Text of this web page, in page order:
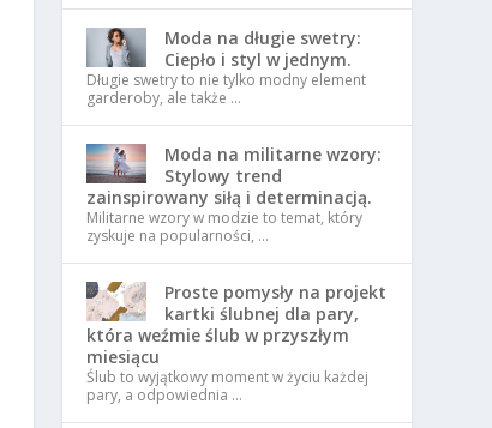
Moda na długie swetry:
Ciepło i styl w jednym.
Długie swetry to nie tylko modny element
garderoby, ale także …
Moda na militarne wzory:
Stylowy trend
zainspirowany siłą i determinacją.
Militarne wzory w modzie to temat, który
zyskuje na popularności, …
Proste pomysły na projekt
kartki ślubnej dla pary,
która weźmie ślub w przyszłym
miesiącu
Ślub to wyjątkowy moment w życiu każdej
pary, a odpowiednia …